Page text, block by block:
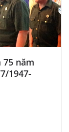
năm
1947-